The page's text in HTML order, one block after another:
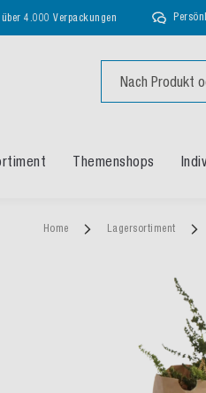
4.000 Verpackungen
Themenshops
Home Lagersortiment